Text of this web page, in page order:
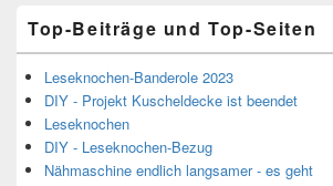
Top-Beiträge und Top-Seiten
Leseknochen-Banderole 2023
DIY - Projekt Kuscheldecke ist beendet
Leseknochen
DIY - Leseknochen-Bezug
Nähmaschine endlich langsamer - es geht